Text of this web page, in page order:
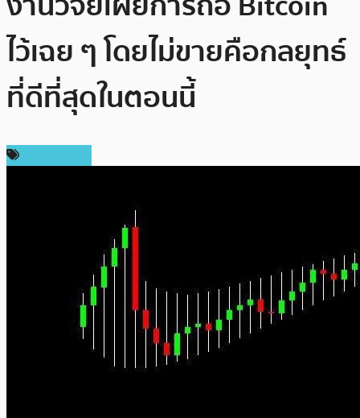
ไว้เฉย ๆ โดยไม่ขายคือกลยุทธ์
ที่ดีที่สุดในตอนนี้